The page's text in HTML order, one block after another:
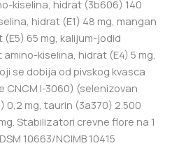
kiselina, hidrat (3b606) 140
hidrat (E1) 48 mg, mangan
65 mg, kalijum-jodid
kiselina, hidrat (E4) 5 mg,
se dobija od pivskog kvasca
CNCM I-3060) (selenizovan
0,2 mg, taurin (3a370) 2.500
Stabilizatori crevne flore na 1
10663/NCIMB 10415